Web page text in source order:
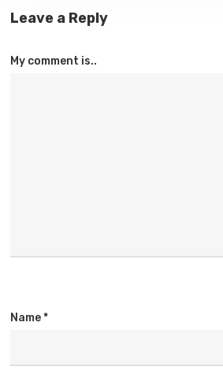
Leave a Reply
My comment is..
Name*